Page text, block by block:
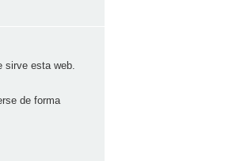
sirve esta web.
de forma